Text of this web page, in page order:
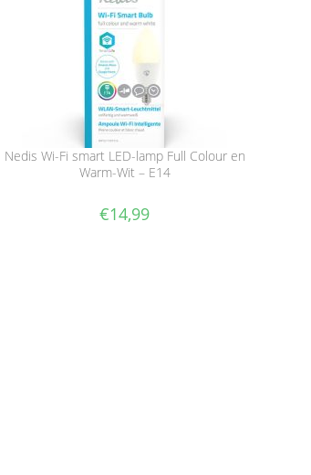
Nedis Wi-Fi smart LED-lamp Full Colour en
Warm-Wit – E14
€14,99